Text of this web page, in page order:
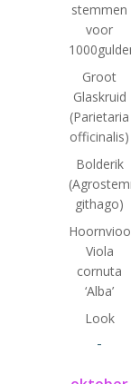
stemmen
voor
Groot
Glaskruid
(Parietaria
officinalis)
Bolderik
githago)
Viola
cornuta
‘Alba’
Look
-